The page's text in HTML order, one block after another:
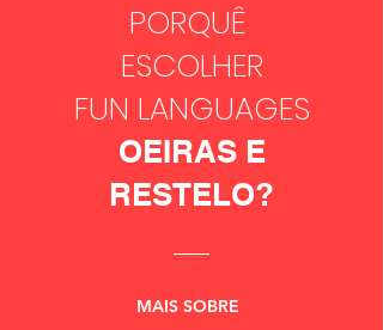
PORQUÊ
ESCOLHER
FUN LANGUAGES
OEIRAS E
RESTELO?
MAIS SOBRE